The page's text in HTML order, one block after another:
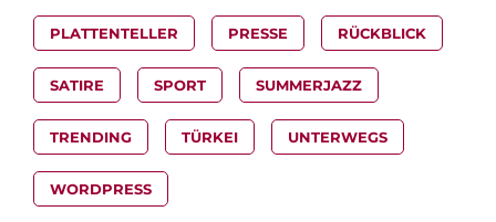
PLATTENTELLER PRESSE RÜCKBLICK
SATIRE SPORT SUMMERJAZZ
TRENDING TÜRKEI UNTERWEGS
WORDPRESS